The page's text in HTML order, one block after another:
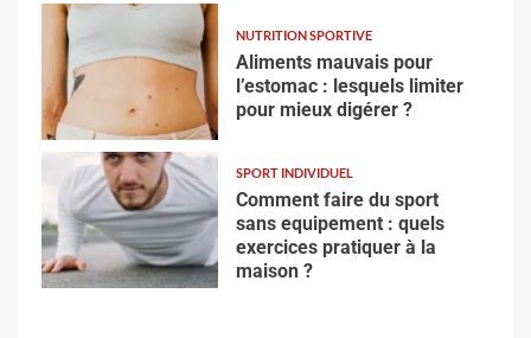
NUTRITION SPORTIVE
Aliments mauvais pour
l’estomac : lesquels limiter
pour mieux digérer ?
SPORT INDIVIDUEL
Comment faire du sport
sans equipement : quels
exercices pratiquer à la
maison ?